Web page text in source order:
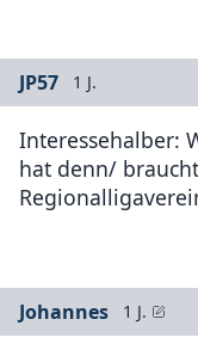
JP57 1 J.
Interessehalber:
hat denn/
Johannes 1 J.